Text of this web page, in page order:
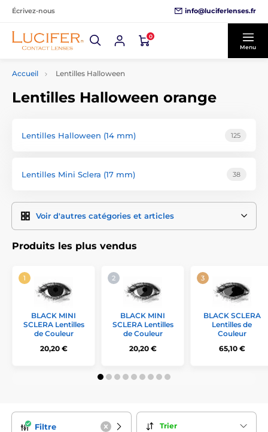
Écrivez-nous info@luciferlenses.fr
0
Menu
Accueil Lentilles Halloween
Lentilles Halloween orange
Lentilles Halloween (14 mm) 125
Lentilles Mini Sclera (17 mm) 38
Voir d'autres catégories et articles
Produits les plus vendus
BLACK MINI
SCLERA Lentilles
de Couleur
20,20 €
BLACK MINI
SCLERA Lentilles
de Couleur
20,20 €
BLACK SCLERA
Lentilles de
Couleur
65,10 €
Filtre Trier